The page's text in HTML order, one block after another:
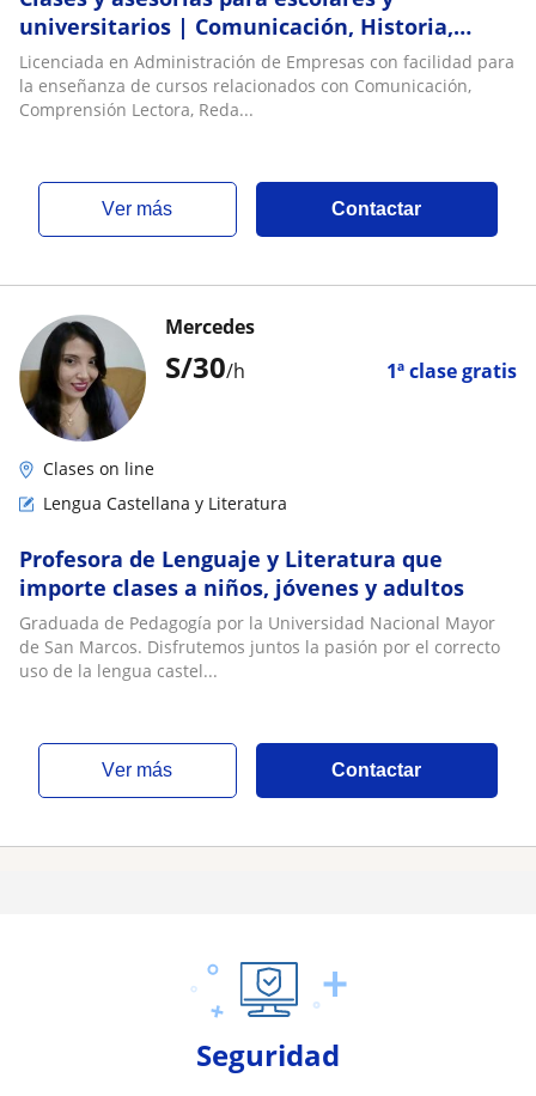
universitarios | Comunicación, Historia,
Marketing y más
Licenciada en Administración de Empresas con facilidad para
la enseñanza de cursos relacionados con Comunicación,
Comprensión Lectora, Reda...
ver más Contactar
S/30/h 1ª clase gratis
Mercedes
Clases on line
Lengua Castellana y Literatura
Profesora de Lenguaje y Literatura que
importe clases a niños, jóvenes y adultos
Graduada de Pedagogía por la Universidad Nacional Mayor
de San Marcos. Disfrutemos juntos la pasión por el correcto
uso de la lengua castel...
ver más Contactar
Seguridad